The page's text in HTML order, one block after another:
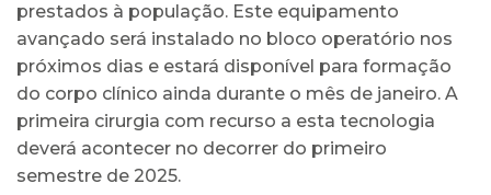
prestados à população. Este equipamento
avançado será instalado no bloco operatório nos
próximos dias e estará disponível para formação
do corpo clínico ainda durante o mês de janeiro. A
primeira cirurgia com recurso a esta tecnologia
deverá acontecer no decorrer do primeiro
semestre de 2025.